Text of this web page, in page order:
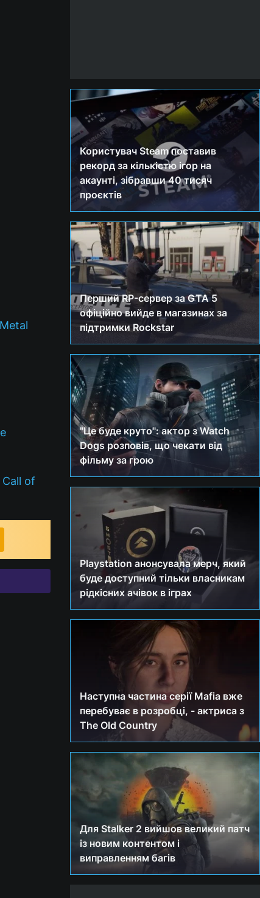
Call of
Користувач Steam поставив
рекорд за кількістю ігор на
акаунті, зібравши 40 тисяч
проєктів
Перший RP-сервер за GTA 5
офіційно вийде в магазинах за
підтримки Rockstar
"Це буде круто": актор з Watch
Dogs розповів, що чекати від
фільму за грою
Playstation анонсувала мерч, який
буде доступний тільки власникам
рідкісних ачівок в іграх
Наступна частина серії Mafia вже
перебуває в розробці, - актриса з
The Old Country
Для Stalker 2 вийшов великий патч
із новим контентом і
виправленням багів